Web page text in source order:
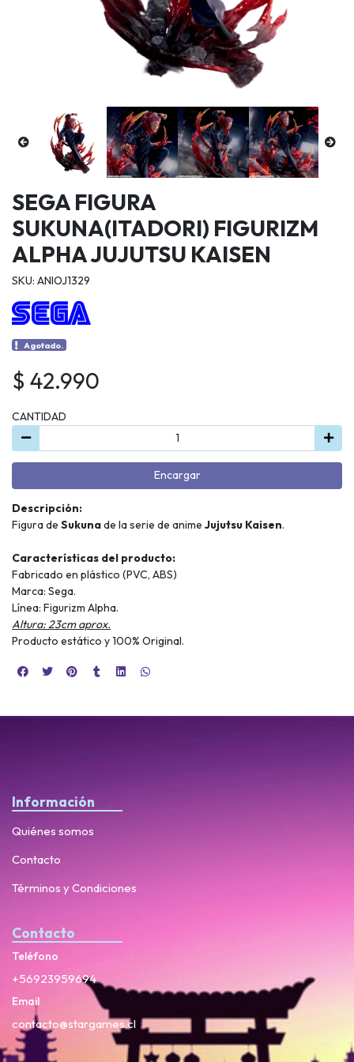
SEGA FIGURA
SUKUNA(ITADORI) FIGURIZM
ALPHA JUJUTSU KAISEN
SKU: ANIOJ1329
Agotado.
$ 42.990
CANTIDAD
Encargar
Descripción:
Figura de Sukunade la serie de anime Jujutsu Kaisen.
Características del producto:
Fabricado en plástico (PVC, ABS)
Marca: Sega.
Línea: Figurizm Alpha.
Altura: 23cm aprox.
Producto estático y 100% Original.
Información
Quiénes somos
Contacto
Términos y Condiciones
Contacto
Teléfono
+56923959694
Email
contacto@stargames.cl